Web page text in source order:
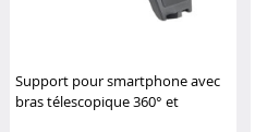
Support pour smartphone avec
bras télescopique 360° et